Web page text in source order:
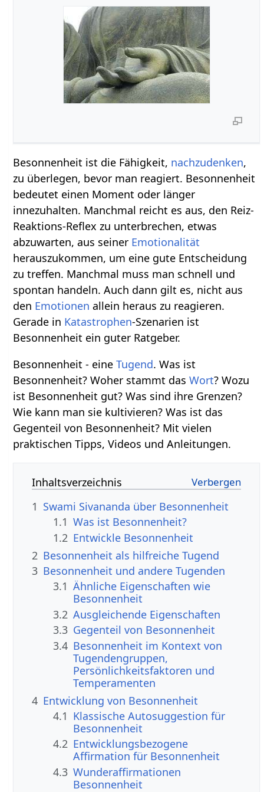
Besonnenheit ist die Fähigkeit, nachzudenken,
zu überlegen, bevor man reagiert. Besonnenheit
bedeutet einen Moment oder länger
innezuhalten. Manchmal reicht es aus, den Reiz-
Reaktions-Reflex zu unterbrechen, etwas
abzuwarten, aus seiner Emotionalität
herauszukommen, um eine gute Entscheidung
zu treffen. Manchmal muss man schnell und
spontan handeln. Auch dann gilt es, nicht aus
den Emotionen allein heraus zu reagieren.
Gerade in Katastrophen-Szenarien ist
Besonnenheit ein guter Ratgeber.
Besonnenheit - eineTugend. Was ist
Besonnenheit? Woher stammt dasWort? Wozu
ist Besonnenheit gut? Was sind ihre Grenzen?
Wie kann man sie kultivieren? Was ist das
Gegenteil von Besonnenheit? Mit vielen
praktischen Tipps, Videos und Anleitungen.
Inhaltsverzeichnis
1 Swami Sivananda über Besonnenheit
1.1 Was ist Besonnenheit?
1.2 Entwickle Besonnenheit
2 Besonnenheit als hilfreiche Tugend
3 Besonnenheit und andere Tugenden
3.1 Ähnliche Eigenschaften wie
Besonnenheit
3.2 Ausgleichende Eigenschaften
3.3 Gegenteil von Besonnenheit
3.4 Besonnenheit im Kontext von
Tugendengruppen,
Persönlichkeitsfaktoren und
Temperamenten
4 Entwicklung von Besonnenheit
4.1 Klassische Autosuggestion für
Besonnenheit
4.2 Entwicklungsbezogene
Affirmation für Besonnenheit
4.3 Wunderaffirmationen
Besonnenheit